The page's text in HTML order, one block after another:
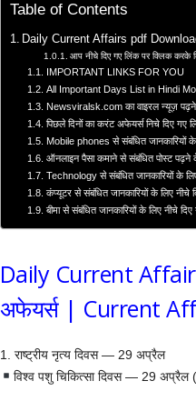
Table of Contents
Daily Current Affairs pdf
आप नीचे दिए गए लिंक पर क्लिक करके
IMPORTANT LINKS FOR YOU
All Important Days List in Hindi
Newsviralsk.com का वाइरल न्यूज़
पिछले दिनों का करंट अफेयर्स निचे दिए
Mobile phones से संबंधित जानकारियों
ऑनलाइन पैसा कमाने से संबंधित पोस्ट पढ़ने
Technology से संबंधित जानकारियों के
कंप्यूटर से संबंधित जानकारियों के लिए
बीमा से संबंधित जानकारियों के लिए नीचे
Daily Current
अफेयर्स | Current
1. राष्ट्रीय नृत्य दिवस — 29 अप्रैल
विश्व पशु चिकित्सा दिवस — 29 अप्रैल